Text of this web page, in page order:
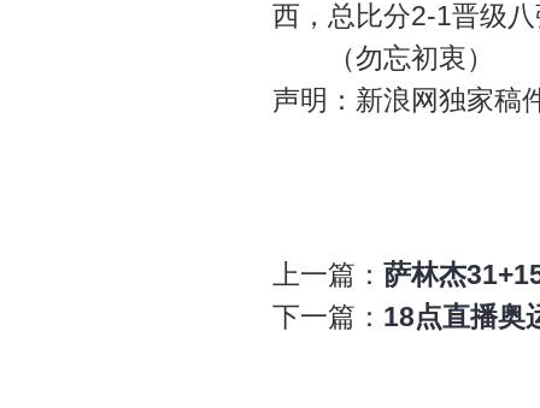
西，总比分2-1晋级
（勿忘初衷）
声明：新浪网独家稿
上一篇： 萨林杰
下一篇： 18点直播奥